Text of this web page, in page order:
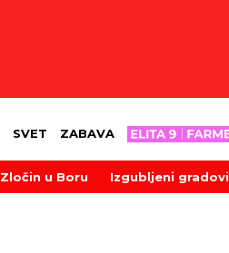
SVET ZABAVA
Zločin u Boru Izgubljeni gradovi